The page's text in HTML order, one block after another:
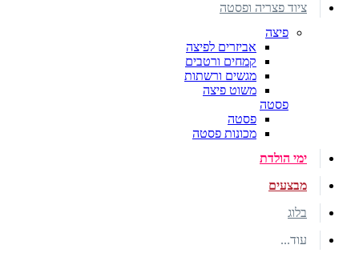
ציוד פצריה ופסטה
פיצה
אביזרים לפיצה
קמחים ורטבים
מגשים ורשתות
משוט פיצה
פסטה
פסטה
מכונות פסטה
ימי הולדת
מבצעים
בלוג
עוד...